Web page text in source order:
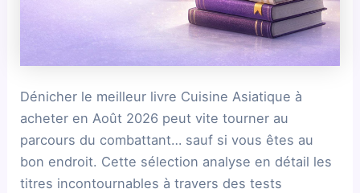
Dénicher le meilleur livre Cuisine Asiatique à
acheter en Août 2026 peut vite tourner au
parcours du combattant… sauf si vous êtes au
bon endroit. Cette sélection analyse en détail les
titres incontournables à travers des tests